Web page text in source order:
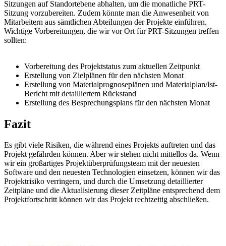
Sitzungen auf Standortebene abhalten, um die monatliche PRT-
Sitzung vorzubereiten. Zudem könnte man die Anwesenheit von
Mitarbeitern aus sämtlichen Abteilungen der Projekte einführen.
Wichtige Vorbereitungen, die wir vor Ort für PRT-Sitzungen treffen
sollten:
Vorbereitung des Projektstatus zum aktuellen Zeitpunkt
Erstellung von Zielplänen für den nächsten Monat
Erstellung von Materialprognoseplänen und Materialplan/Ist-
Bericht mit detailliertem Rückstand
Erstellung des Besprechungsplans für den nächsten Monat
Fazit
Es gibt viele Risiken, die während eines Projekts auftreten und das
Projekt gefährden können. Aber wir stehen nicht mittellos da. Wenn
wir ein großartiges Projektüberprüfungsteam mit der neuesten
Software und den neuesten Technologien einsetzen, können wir das
Projektrisiko verringern, und durch die Umsetzung detaillierter
Zeitpläne und die Aktualisierung dieser Zeitpläne entsprechend dem
Projektfortschritt können wir das Projekt rechtzeitig abschließen.